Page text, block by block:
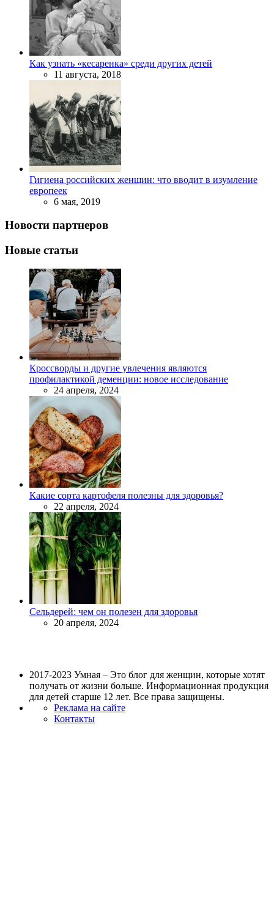
Как узнать «кесаренка» среди других детей
11 августа, 2018
Гигиена российских женщин: что вводит в изумление
европеек
6 мая, 2019
Новости партнеров
Новые статьи
Кроссворды и другие увлечения являются
профилактикой деменции: новое исследование
24 апреля, 2024
Какие сорта картофеля полезны для здоровья?
22 апреля, 2024
Сельдерей: чем он полезен для здоровья
20 апреля, 2024
2017-2023 Умная – Это блог для женщин, которые хотят
получать от жизни больше. Информационная продукция
для детей старше 12 лет. Все права защищены.
Реклама на сайте
Контакты